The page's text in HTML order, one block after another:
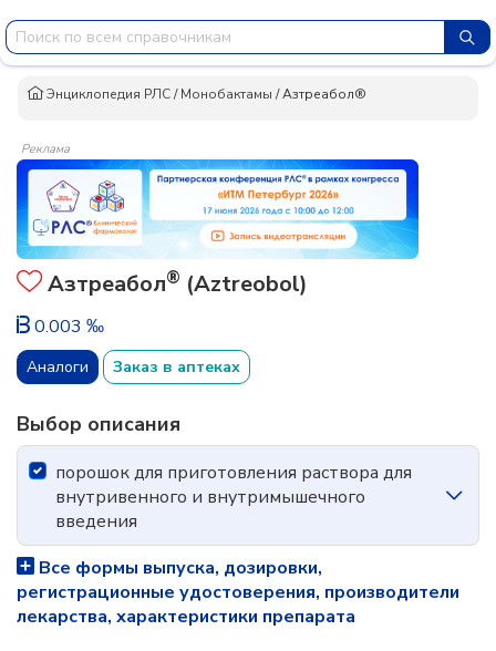
Энциклопедия РЛС/Монобактамы /Азтреабол®
Реклама
Азтреабол® (Aztreobol)
0.003 ‰
Аналоги Заказ в аптеках
Выбор описания
порошок для приготовления раствора для
внутривенного и внутримышечного
введения
Все формы выпуска, дозировки,
регистрационные удостоверения, производители
лекарства, характеристики препарата